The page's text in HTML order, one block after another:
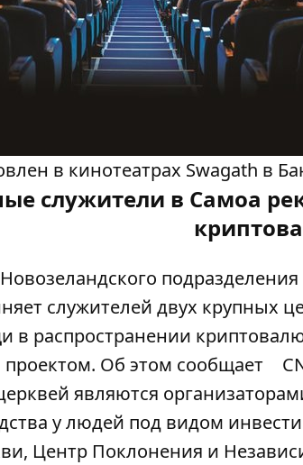
в кинотеатрах Swagath в
служители в Самоа
Новозеландского
служителей двух крупных
в распространении
Об этом сообщает
являются
у людей под видом
Центр Поклонения и